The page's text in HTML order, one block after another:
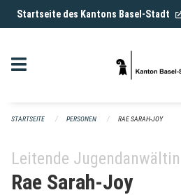
Navigation überspringen
Startseite des Kantons Basel-Stadt
STARTSEITE PERSONEN RAE SARAH-JOY
Leitende Jugendanwältin
Rae Sarah-Joy